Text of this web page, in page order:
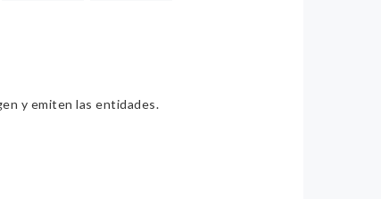
y emiten las entidades.